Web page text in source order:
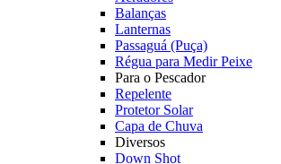
Balanças
Lanternas
Passaguá (Puça)
Régua para Medir Peixe
Para o Pescador
Repelente
Protetor Solar
Capa de Chuva
Diversos
Down Shot